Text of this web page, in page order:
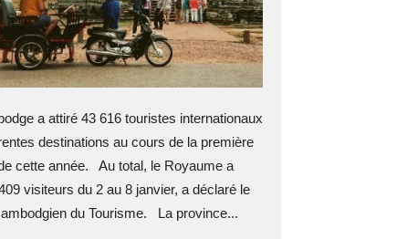
a attiré 43 616 touristes internationaux
destinations au cours de la première
cette année. Au total, le Royaume a
visiteurs du 2 au 8 janvier, a déclaré le
du Tourisme. La province...